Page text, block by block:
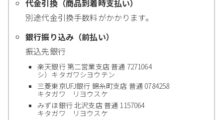
代金引換（商品到着時支払い）
別途代金引換手数料がかかります。
銀行振り込み（前払い）
振込先銀行
楽天銀行 第二営業支店 普通 7271064
シ）キタガワシヨウテン
三菱東京UFJ銀行 錦糸町支店 普通 0784258
キタガワ リヨウスケ
みずほ銀行 北沢支店 普通 1157064
キタガワ リヨウスケ